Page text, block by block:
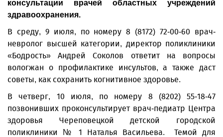
консультации врачей областных учреждений
здравоохранения.
В среду, 9 июля, по номеру 8 (8172) 72-00-60 врач-
невролог высшей категории, директор поликлиники
«Бодрость» Андрей Соколов ответит на вопросы
вологжан о профилактике инсультов, а также даст
советы, как сохранить когнитивное здоровье.
В четверг, 10 июля, по номеру 8 (8202) 55-18-47
позвонивших проконсультирует врач-педиатр Центра
здоровья Череповецкой детской городской
поликлиники № 1 Наталья Васильева. Темой для